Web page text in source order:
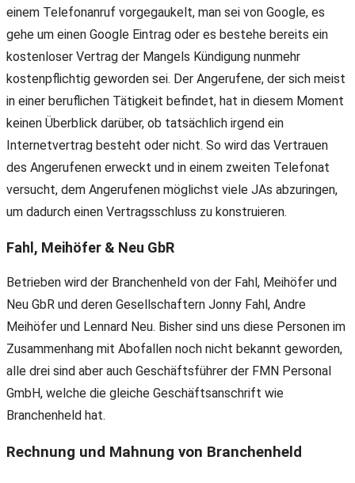
einem Telefonanruf vorgegaukelt, man sei von Google, es
gehe um einen Google Eintrag oder es bestehe bereits ein
kostenloser Vertrag der Mangels Kündigung nunmehr
kostenpflichtig geworden sei. Der Angerufene, der sich meist
in einer beruflichen Tätigkeit befindet, hat in diesem Moment
keinen Überblick darüber, ob tatsächlich irgend ein
Internetvertrag besteht oder nicht. So wird das Vertrauen
des Angerufenen erweckt und in einem zweiten Telefonat
versucht, dem Angerufenen möglichst viele JAs abzuringen,
um dadurch einen Vertragsschluss zu konstruieren.
Fahl, Meihöfer & Neu GbR
Betrieben wird der Branchenheld von der Fahl, Meihöfer und
Neu GbR und deren Gesellschaftern Jonny Fahl, Andre
Meihöfer und Lennard Neu. Bisher sind uns diese Personen im
Zusammenhang mit Abofallen noch nicht bekannt geworden,
alle drei sind aber auch Geschäftsführer der FMN Personal
GmbH, welche die gleiche Geschäftsanschrift wie
Branchenheld hat.
Rechnung und Mahnung von Branchenheld